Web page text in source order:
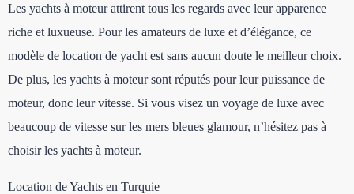
Les yachts à moteur attirent tous les regards avec leur apparence
riche et luxueuse. Pour les amateurs de luxe et d’élégance, ce
modèle de location de yacht est sans aucun doute le meilleur choix.
De plus, les yachts à moteur sont réputés pour leur puissance de
moteur, donc leur vitesse. Si vous visez un voyage de luxe avec
beaucoup de vitesse sur les mers bleues glamour, n’hésitez pas à
choisir les yachts à moteur.
Location de Yachts en Turquie